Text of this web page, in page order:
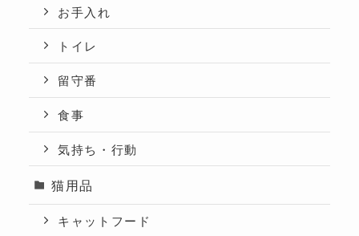
お手入れ
トイレ
留守番
食事
気持ち・行動
猫用品
キャットフード